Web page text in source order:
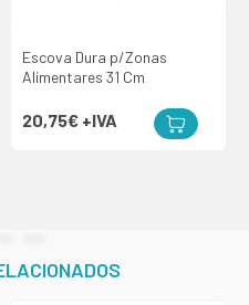
Escova Dura p/Zonas
Alimentares 31 Cm
20,75€ +IVA